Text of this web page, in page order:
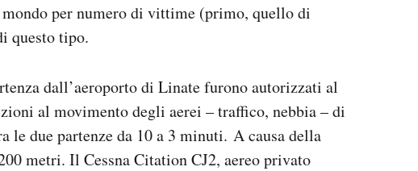
per numero di vittime (primo, quello di
questo tipo.
dall’aeroporto di Linate furono autorizzati al
al movimento degli aerei – traffico, nebbia – di
le due partenze da 10 a 3 minuti. A causa della
metri. Il Cessna Citation CJ2, aereo privato